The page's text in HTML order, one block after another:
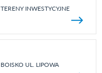
TERENY INWESTYCYJNE
BOISKO UL. LIPOWA